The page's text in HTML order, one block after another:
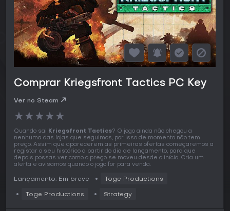
Comprar Kriegsfront Tactics PC Key
Ver no Steam
★★★★★
Quando sai Kriegsfront Tactics? O jogo ainda não chegou a
nenhuma das lojas que seguimos, por isso de momento não tem
preço. Assim que aparecerem as primeiras ofertas começaremos a
registar o seu histórico a partir do dia de lançamento, para que
depois possas ver como o preço se moveu desde o início. Cria um
alerta e avisamos quando o jogo for para venda.
Lançamento: Em breve Toge Productions
Toge Productions Strategy